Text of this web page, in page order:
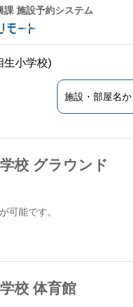
課 施設予約システム
生小学校)
校 グラウンド
可能です。
校 体育館